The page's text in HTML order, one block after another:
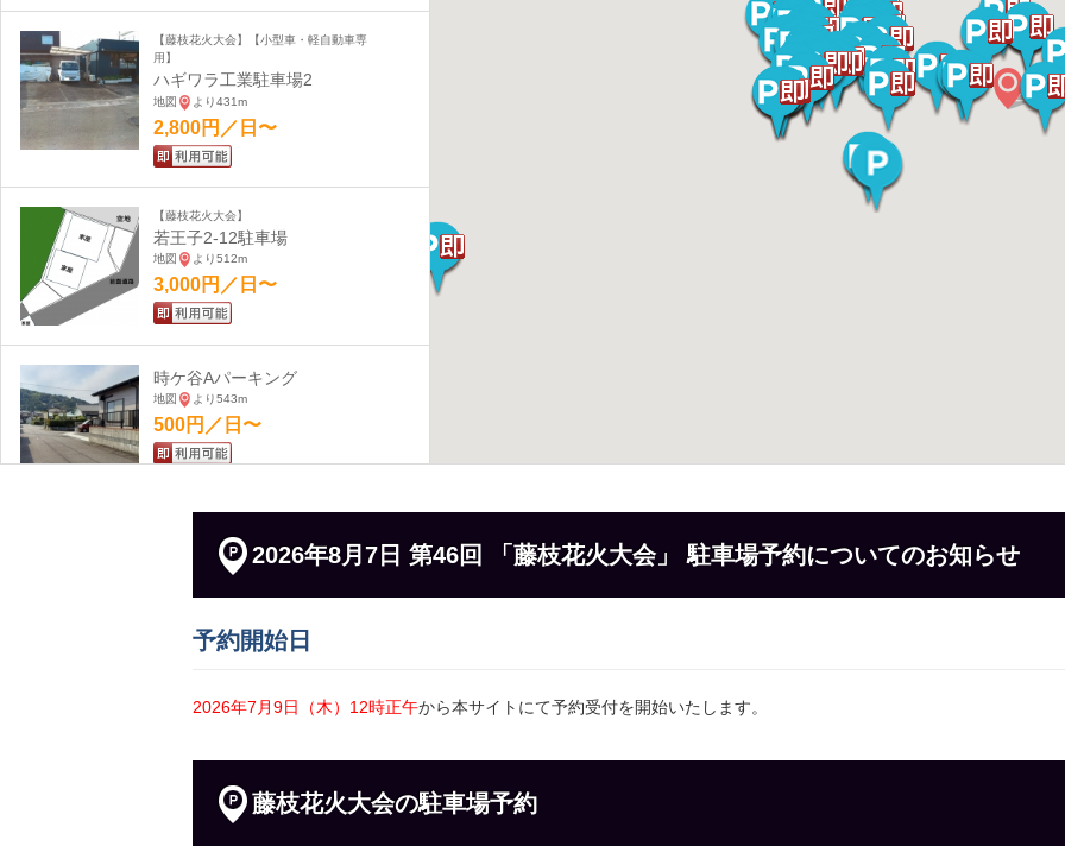
【藤枝花火大会】【小型車・軽自動車専
用】
ハギワラ工業駐車場2
地図 より431m
2,800円／日〜
【藤枝花火大会】
若王子2-12駐車場
地図 より512m
3,000円／日〜
時ケ谷Aパーキング
地図 より543m
500円／日〜
フルムーンパーキング
より589m
より745m
生涯学習センター駐車場
2026年8月7日 第46回 「藤枝花火大会」 駐車場予約についてのお知らせ
予約開始日
2026年7月9日（木）12時正午から本サイトにて予約受付を開始いたします。
藤枝花火大会の駐車場予約